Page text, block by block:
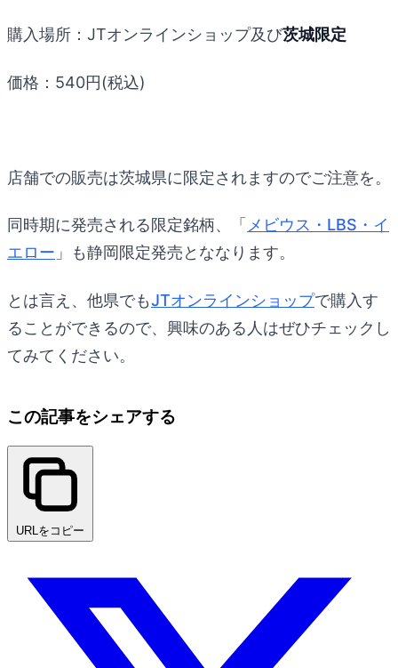
購入場所：JTオンラインショップ及び茨城限定
価格：540円(税込)
店舗での販売は茨城県に限定されますのでご注意を。
同時期に発売される限定銘柄、「 メビウス・LBS・イ
エロー 」も静岡限定発売とななります。
とは言え、他県でもJTオンラインショップで購入す
ることができるので、興味のある人はぜひチェックし
てみてください。
この記事をシェアする
URLをコピー